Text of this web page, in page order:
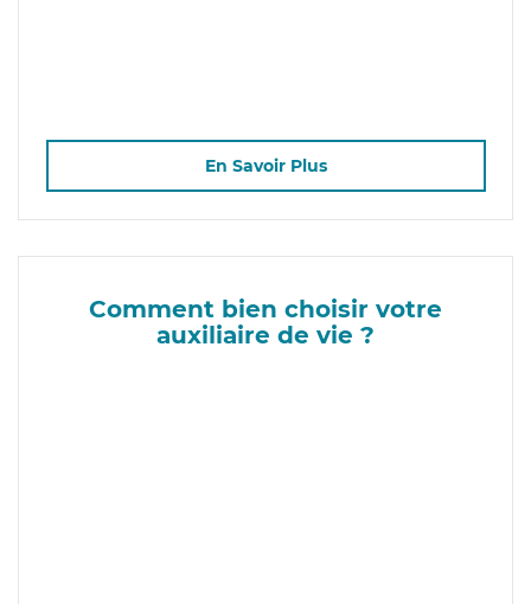
En Savoir Plus
Comment bien choisir votre
auxiliaire de vie ?